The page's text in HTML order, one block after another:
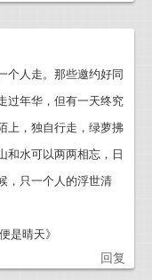
个人走。那些邀约好同
过年华，但有一天终究
上，独自行走，绿萝拂
和水可以两两相忘，日
，只一个人的浮世清
是晴天》
回复